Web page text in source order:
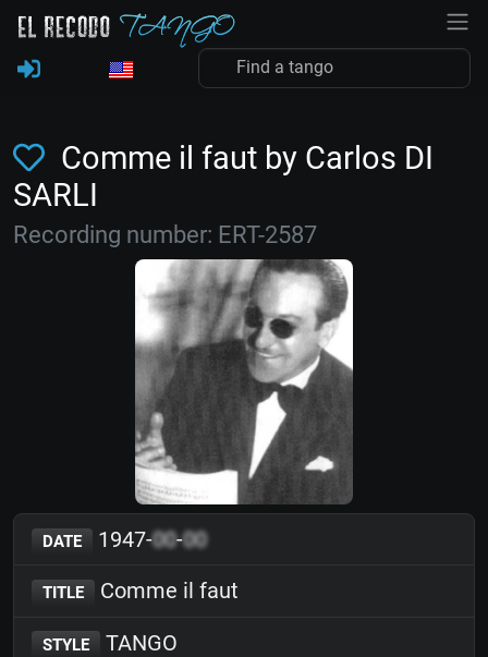
Comme il faut by Carlos DI
SARLI
Recording number: ERT-2587
DATE 1947-00-00
TITLE Comme il faut
STYLE TANGO